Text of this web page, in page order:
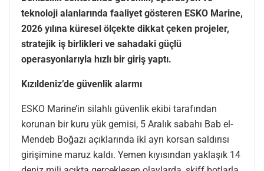
teknoloji alanlarında faaliyet gösteren ESKO Marine,
2026 yılına küresel ölçekte dikkat çeken projeler,
stratejik iş birlikleri ve sahadaki güçlü
operasyonlarıyla hızlı bir giriş yaptı.
Kızıldeniz’de güvenlik alarmı
ESKO Marine’in silahlı güvenlik ekibi tarafından
korunan bir kuru yük gemisi, 5 Aralık sabahı Bab el-
Mendeb Boğazı açıklarında iki ayrı korsan saldırısı
girişimine maruz kaldı. Yemen kıyısından yaklaşık 14